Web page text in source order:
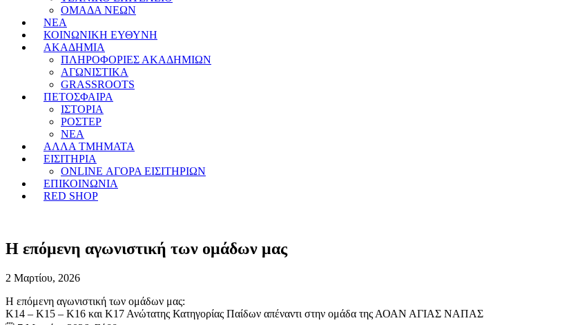
ΟΜΑΔΑ ΝΕΩΝ
ΝΕΑ
ΚΟΙΝΩΝΙΚΗ ΕΥΘΥΝΗ
ΑΚΑΔΗΜΙΑ
ΠΛΗΡΟΦΟΡΙΕΣ ΑΚΑΔΗΜΙΩΝ
ΑΓΩΝΙΣΤΙΚΑ
GRASSROOTS
ΠΕΤΟΣΦΑΙΡΑ
ΙΣΤΟΡΙΑ
ΡΟΣΤΕΡ
ΝΕΑ
ΑΛΛΑ ΤΜΗΜΑΤΑ
ΕΙΣΙΤΗΡΙΑ
ONLINE ΑΓΟΡΑ ΕΙΣΙΤΗΡΙΩΝ
ΕΠΙΚΟΙΝΩΝΙΑ
RED SHOP
Η επόμενη αγωνιστική των ομάδων μας
2 Μαρτίου, 2026
Η επόμενη αγωνιστική των ομάδων μας:
Κ14 – Κ15 – Κ16 και Κ17 Ανώτατης Κατηγορίας Παίδων απέναντι στην ομάδα της ΑΟΑΝ ΑΓΙΑΣ ΝΑΠΑΣ